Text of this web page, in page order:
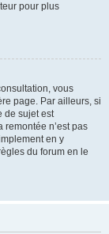
pour plus
vous
page. Par ailleurs, si
de sujet est
remontée n’est pas
en y
du forum en le